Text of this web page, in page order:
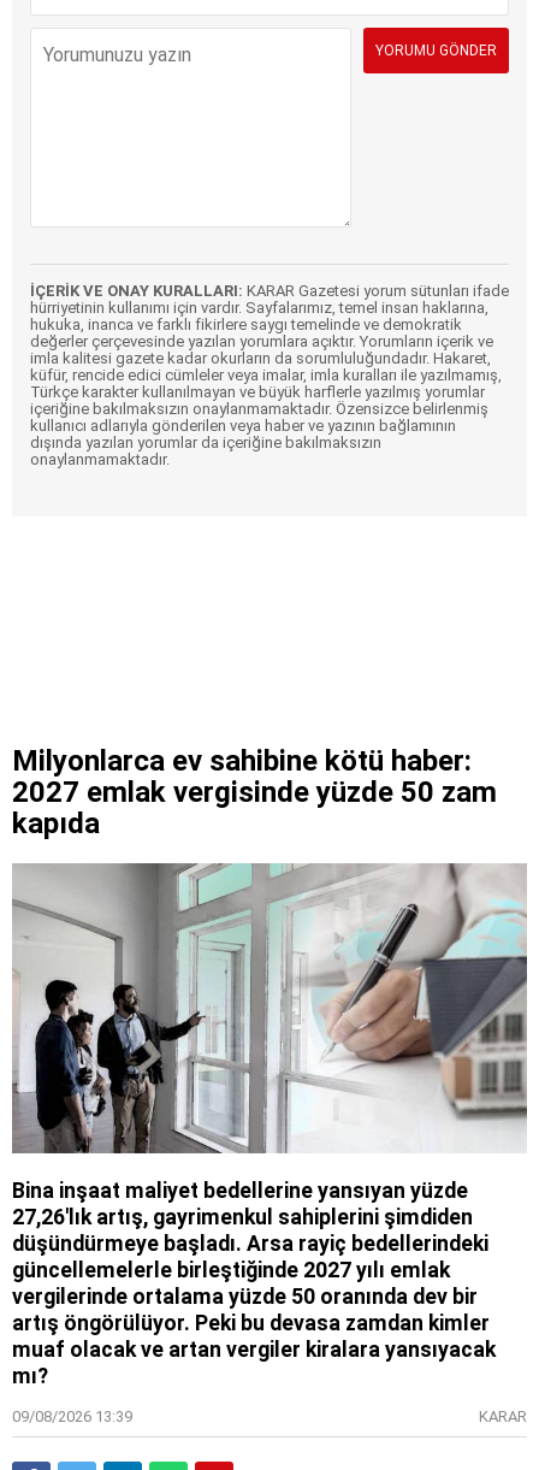
İÇERİK VE ONAY KURALLARI: KARAR Gazetesi yorum sütunları ifade
hürriyetinin kullanımı için vardır. Sayfalarımız, temel insan haklarına,
hukuka, inanca ve farklı fikirlere saygı temelinde ve demokratik
değerler çerçevesinde yazılan yorumlara açıktır. Yorumların içerik ve
imla kalitesi gazete kadar okurların da sorumluluğundadır. Hakaret,
küfür, rencide edici cümleler veya imalar, imla kuralları ile yazılmamış,
Türkçe karakter kullanılmayan ve büyük harflerle yazılmış yorumlar
içeriğine bakılmaksızın onaylanmamaktadır. Özensizce belirlenmiş
kullanıcı adlarıyla gönderilen veya haber ve yazının bağlamının
dışında yazılan yorumlar da içeriğine bakılmaksızın
onaylanmamaktadır.
Milyonlarca ev sahibine kötü haber:
2027 emlak vergisinde yüzde 50 zam
kapıda
Bina inşaat maliyet bedellerine yansıyan yüzde
27,26'lık artış, gayrimenkul sahiplerini şimdiden
düşündürmeye başladı. Arsa rayiç bedellerindeki
güncellemelerle birleştiğinde 2027 yılı emlak
vergilerinde ortalama yüzde 50 oranında dev bir
artış öngörülüyor. Peki bu devasa zamdan kimler
muaf olacak ve artan vergiler kiralara yansıyacak
mı?
09/08/2026 13:39 KARAR